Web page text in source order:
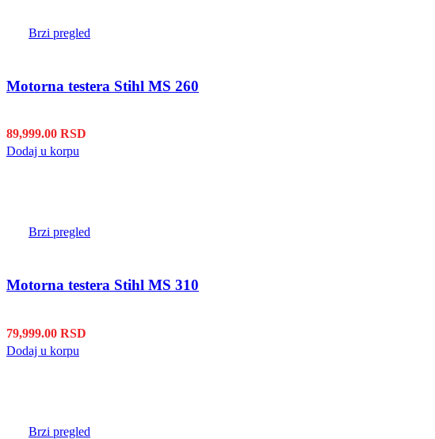
Brzi pregled
Motorna testera Stihl MS 260
89,999.00 RSD
Dodaj u korpu
Brzi pregled
Motorna testera Stihl MS 310
79,999.00 RSD
Dodaj u korpu
Brzi pregled